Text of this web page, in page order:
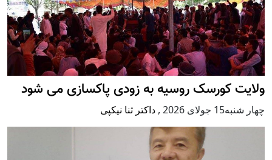
ولایت کورسک روسیه به زودی پاکسازی می شود
چهار شنبه15 جولای 2026 , داکتر ثنا نیکپی